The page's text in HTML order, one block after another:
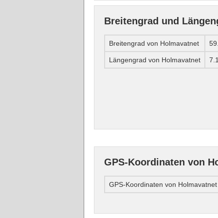
Breitengrad und
Breitengrad von Holmavatnet
Längengrad von Holmavatnet
GPS-Koordinaten von
GPS-Koordinaten von Holmavatnet